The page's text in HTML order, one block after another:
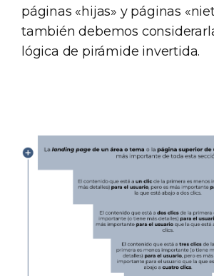
páginas «hijas» y páginas
también debemos
lógica de pirámide invertida.